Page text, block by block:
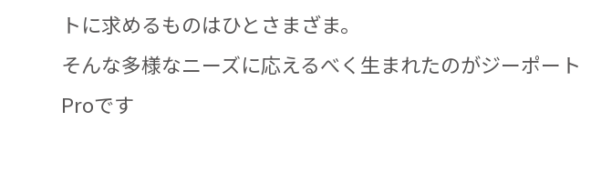
トに求めるものはひとさまざま。
そんな多様なニーズに応えるべく生まれたのがジーポート
Proです